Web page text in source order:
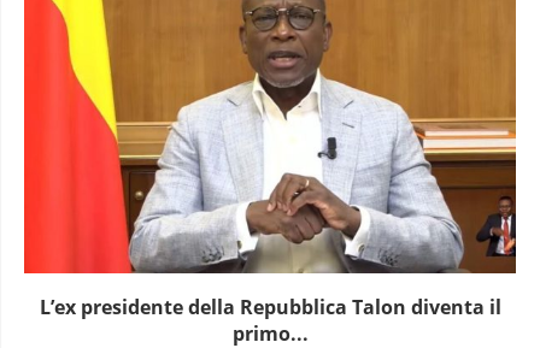
L’ex presidente della Repubblica Talon diventa il
primo...